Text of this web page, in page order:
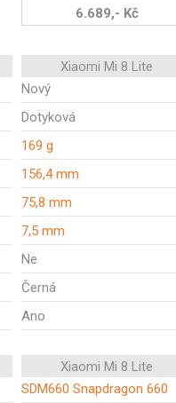
6.689,- Kč
Xiaomi Mi 8 Lite
Nový
Dotyková
169 g
156,4 mm
75,8 mm
7,5 mm
Ne
Černá
Ano
Xiaomi Mi 8 Lite
SDM660 Snapdragon 660